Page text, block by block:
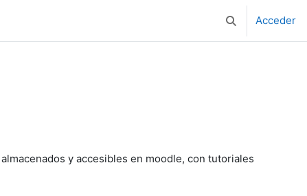
Selector de
Acceder
y accesibles en moodle, con tutoriales